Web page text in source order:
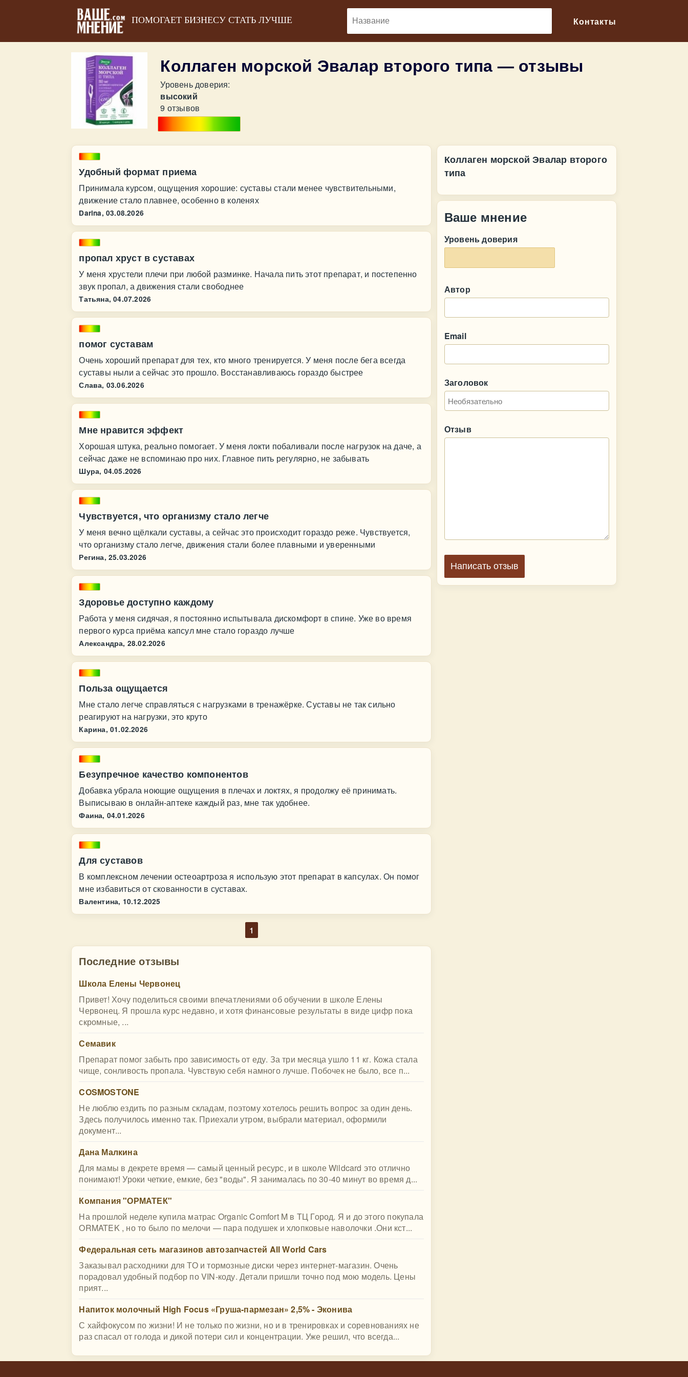
ПОМОГАЕТ БИЗНЕСУ СТАТЬ ЛУЧШЕ Контакты
Коллаген морской Эвалар второго типа — отзывы
Уровень доверия:
высокий
9 отзывов
Удобный формат приема
Принимала курсом, ощущения хорошие: суставы стали менее чувствительными,
движение стало плавнее, особенно в коленях
Darina, 03.08.2026
пропал хруст в суставах
У меня хрустели плечи при любой разминке. Начала пить этот препарат, и постепенно
звук пропал, а движения стали свободнее
Татьяна, 04.07.2026
помог суставам
Очень хороший препарат для тех, кто много тренируется. У меня после бега всегда
суставы ныли а сейчас это прошло. Восстанавливаюсь гораздо быстрее
Слава, 03.06.2026
Мне нравится эффект
Хорошая штука, реально помогает. У меня локти побаливали после нагрузок на даче, а
сейчас даже не вспоминаю про них. Главное пить регулярно, не забывать
Шура, 04.05.2026
Чувствуется, что организму стало легче
У меня вечно щёлкали суставы, а сейчас это происходит гораздо реже. Чувствуется,
что организму стало легче, движения стали более плавными и уверенными
Регина, 25.03.2026
Здоровье доступно каждому
Работа у меня сидячая, я постоянно испытывала дискомфорт в спине. Уже во время
первого курса приёма капсул мне стало гораздо лучше
Александра, 28.02.2026
Польза ощущается
Мне стало легче справляться с нагрузками в тренажёрке. Суставы не так сильно
реагируют на нагрузки, это круто
Карина, 01.02.2026
Безупречное качество компонентов
Добавка убрала ноющие ощущения в плечах и локтях, я продолжу её принимать.
Выписываю в онлайн-аптеке каждый раз, мне так удобнее.
Фаина, 04.01.2026
Для суставов
В комплексном лечении остеоартроза я использую этот препарат в капсулах. Он помог
мне избавиться от скованности в суставах.
Валентина, 10.12.2025
1
Последние отзывы
Школа Елены Червонец
Привет! Хочу поделиться своими впечатлениями об обучении в школе Елены
Червонец. Я прошла курс недавно, и хотя финансовые результаты в виде цифр пока
скромные, ...
Семавик
Препарат помог забыть про зависимость от еду. За три месяца ушло 11 кг. Кожа стала
чище, сонливость пропала. Чувствую себя намного лучше. Побочек не было, все п...
COSMOSTONE
Не люблю ездить по разным складам, поэтому хотелось решить вопрос за один день.
Здесь получилось именно так. Приехали утром, выбрали материал, оформили
документ...
Дана Малкина
Для мамы в декрете время — самый ценный ресурс, и в школе Wildcard это отлично
понимают! Уроки четкие, емкие, без "воды". Я занималась по 30-40 минут во время д...
Компания "ОРМАТЕК"
На прошлой неделе купила матрас Organic Comfort M в ТЦ Город. Я и до этого покупала
ORMATEK , но то было по мелочи — пара подушек и хлопковые наволочки .Они кст...
Федеральная сеть магазинов автозапчастей All World Cars
Заказывал расходники для ТО и тормозные диски через интернет-магазин. Очень
порадовал удобный подбор по VIN-коду. Детали пришли точно под мою модель. Цены
прият...
Напиток молочный High Focus «Груша-пармезан» 2,5% - Эконива
С хайфокусом по жизни! И не только по жизни, но и в тренировках и соревнованиях не
раз спасал от голода и дикой потери сил и концентрации. Уже решил, что всегда...
Коллаген морской Эвалар второго
типа
Ваше мнение
Уровень доверия
Автор
Email
Заголовок
Отзыв
Написать отзыв